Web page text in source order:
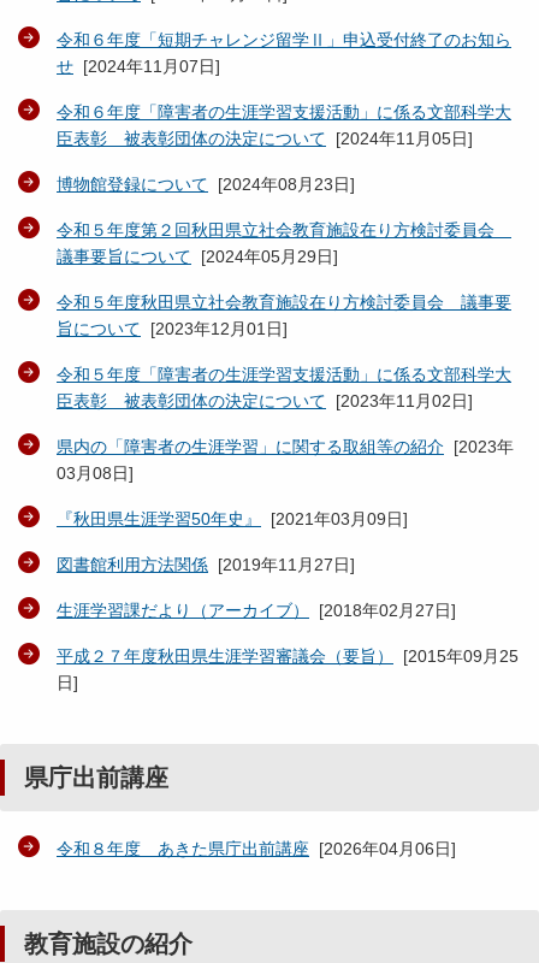
令和６年度「短期チャレンジ留学Ⅱ」申込受付終了のお知ら
せ [2024年11月07日]
令和６年度「障害者の生涯学習支援活動」に係る文部科学大
臣表彰 被表彰団体の決定について [2024年11月05日]
博物館登録について [2024年08月23日]
令和５年度第２回秋田県立社会教育施設在り方検討委員会
議事要旨について [2024年05月29日]
令和５年度秋田県立社会教育施設在り方検討委員会 議事要
旨について [2023年12月01日]
令和５年度「障害者の生涯学習支援活動」に係る文部科学大
臣表彰 被表彰団体の決定について [2023年11月02日]
県内の「障害者の生涯学習」に関する取組等の紹介 [2023年
03月08日]
『秋田県生涯学習50年史』 [2021年03月09日]
図書館利用方法関係 [2019年11月27日]
生涯学習課だより（アーカイブ） [2018年02月27日]
平成２７年度秋田県生涯学習審議会（要旨） [2015年09月25
日]
県庁出前講座
令和８年度 あきた県庁出前講座 [2026年04月06日]
教育施設の紹介